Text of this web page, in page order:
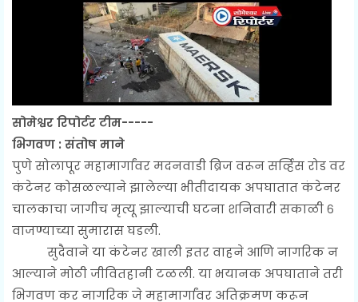
सोमेश्वर रिपोर्टर टीम-----
भिगवण : संतोष माने
पुणे सोलापूर महामार्गांवर मदनवाडी ब्रिज वरून सर्व्हिस रोड वर
कंटेनर कोसळल्याने झालेल्या भीतीदायक अपघातात कंटेनर
चालकाचा जागीच मृत्यू झाल्याची घटना शनिवारी सकाळी ६
वाजण्याच्या सुमारास घडली.
सुदैवाने या कंटेनर खाली इतर वाहने आणि नागरिक न
आल्याने मोठी जीवितहानी टळली. या भयानक अपघाताने तरी
भिगवण कर नागरिक जे महामार्गांवर अतिक्रमण करून